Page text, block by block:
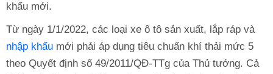
khẩu mới.
Từ ngày 1/1/2022, các loại xe ô tô sản xuất, lắp ráp và
nhập khẩu mới phải áp dụng tiêu chuẩn khí thải mức 5
theo Quyết định số 49/2011/QĐ-TTg của Thủ tướng. Cả